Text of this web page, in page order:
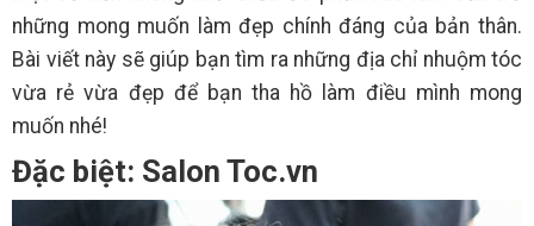
những mong muốn làm đẹp chính đáng của bản thân.
Bài viết này sẽ giúp bạn tìm ra những địa chỉ nhuộm tóc
vừa rẻ vừa đẹp để bạn tha hồ làm điều mình mong
muốn nhé!
Đặc biệt: Salon Toc.vn